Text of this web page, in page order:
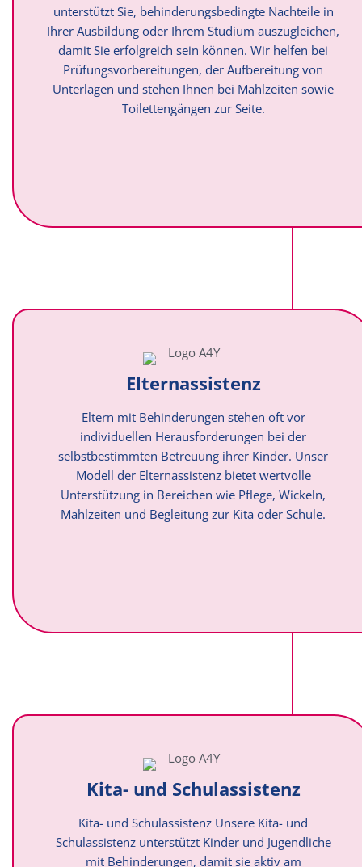
unterstützt Sie, behinderungsbedingte Nachteile in
Ihrer Ausbildung oder Ihrem Studium auszugleichen,
damit Sie erfolgreich sein können. Wir helfen bei
Prüfungsvorbereitungen, der Aufbereitung von
Unterlagen und stehen Ihnen bei Mahlzeiten sowie
Toilettengängen zur Seite.
Elternassistenz
Eltern mit Behinderungen stehen oft vor
individuellen Herausforderungen bei der
selbstbestimmten Betreuung ihrer Kinder. Unser
Modell der Elternassistenz bietet wertvolle
Unterstützung in Bereichen wie Pflege, Wickeln,
Mahlzeiten und Begleitung zur Kita oder Schule.
Kita- und Schulassistenz
Kita- und Schulassistenz Unsere Kita- und
Schulassistenz unterstützt Kinder und Jugendliche
mit Behinderungen, damit sie aktiv am